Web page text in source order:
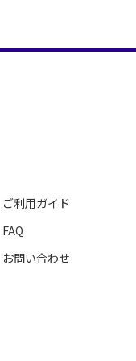
ご利用ガイド
FAQ
お問い合わせ